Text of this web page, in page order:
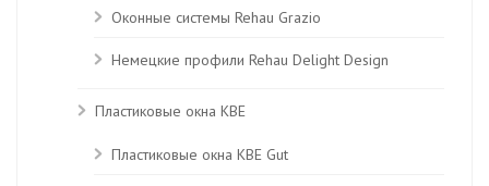
Оконные системы Rehau Grazio
Немецкие профили Rehau Delight Design
Пластиковые окна KBE
Пластиковые окна КВЕ Gut